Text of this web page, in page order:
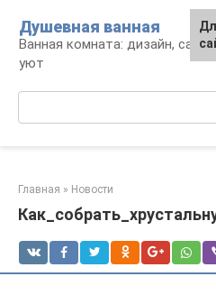
контенту
Душевная ванная
Ванная комната: дизайн,
уют
Главная » Новости